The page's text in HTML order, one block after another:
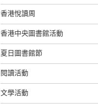
香港悅讀周
香港中央圖書館活動
夏日圖書館節
閱讀活動
文學活動